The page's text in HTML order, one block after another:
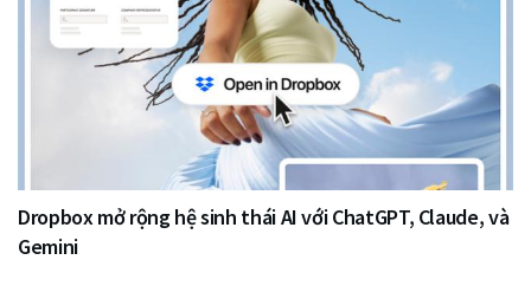
Dropbox mở rộng hệ sinh thái AI với ChatGPT, Claude, và
Gemini